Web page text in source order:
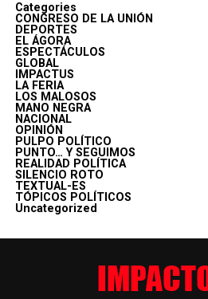
Categories
CONGRESO DE LA UNIÓN
DEPORTES
EL ÁGORA
ESPECTÁCULOS
GLOBAL
IMPACTUS
LA FERIA
LOS MALOSOS
MANO NEGRA
NACIONAL
OPINIÓN
PULPO POLÍTICO
PUNTO… Y SEGUIMOS
REALIDAD POLÍTICA
SILENCIO ROTO
TEXTUAL-ES
TÓPICOS POLÍTICOS
Uncategorized